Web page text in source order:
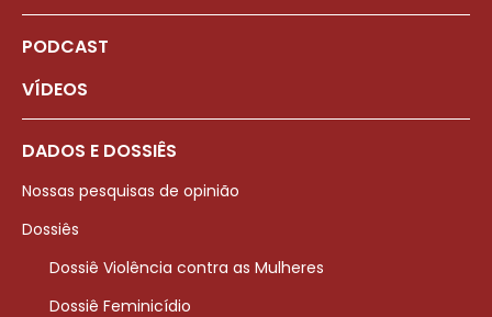
PODCAST
VÍDEOS
DADOS E DOSSIÊS
Nossas pesquisas de opinião
Dossiês
Dossiê Violência contra as Mulheres
Dossiê Feminicídio